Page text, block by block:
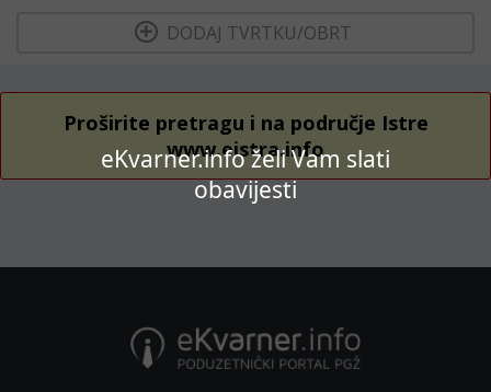
eKvarner.info želi Vam slati
obavijesti
DODAJ TVRTKU/OBRT
Proširite pretragu i na područje Istre
www.eistra.info